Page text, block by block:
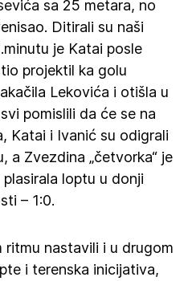
sa 25 metara, no
Ditirali su naši
je Katai posle
projektil ka golu
Lekovića i otišla u
pomislili da će se na
Katai i Ivanić su odigrali
a Zvezdina „četvorka“ je
loptu u donji
– 1:0.
nastavili i u drugom
i terenska inicijativa,